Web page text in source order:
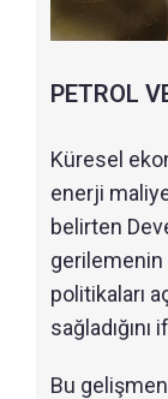
PETROL
Küresel
enerji
belirten
politikaları
sağladığını
Bu